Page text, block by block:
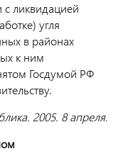
ликвидацией
угля
в районах
к ним
Госдумой РФ
2005. 8 апреля.